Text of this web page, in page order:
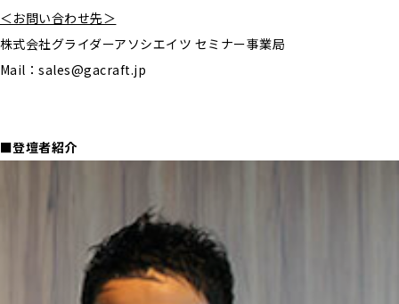
＜お問い合わせ先＞
株式会社グライダーアソシエイツ セミナー事業局
Mail：sales@gacraft.jp
■登壇者紹介